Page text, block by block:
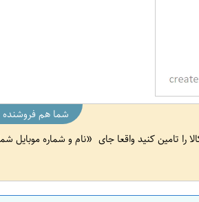
شما هم فروشنده
را تامین کنید واقعا جای
نام و شماره موبایل